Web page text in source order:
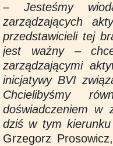
– Jesteśmy
zarządzających
przedstawicieli tej
jest ważny –
zarządzającymi
inicjatywy BVI
Chcielibyśmy
doświadczeniem w
dziś w tym
Grzegorz